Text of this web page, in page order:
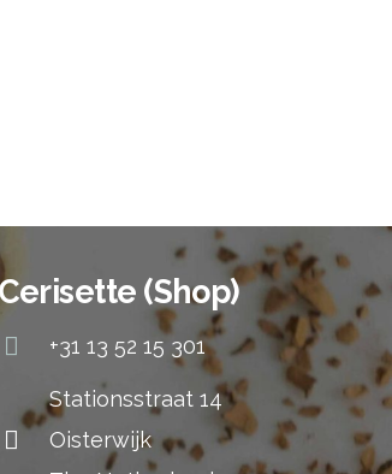
(Shop)
+31 13 52 15 301
Stationsstraat 14
Oisterwijk